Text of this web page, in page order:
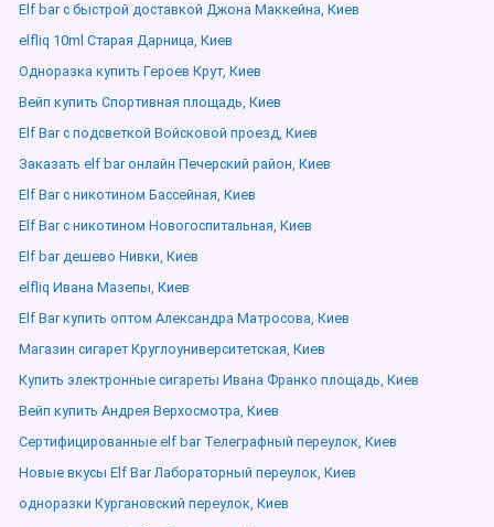
Elf bar с быстрой доставкой Джона Маккейна, Киев
elfliq 10ml Старая Дарница, Киев
Одноразка купить Героев Крут, Киев
Вейп купить Спортивная площадь, Киев
Elf Bar с подсветкой Войсковой проезд, Киев
Заказать elf bar онлайн Печерский район, Киев
Elf Bar с никотином Бассейная, Киев
Elf Bar с никотином Новогоспитальная, Киев
Elf bar дешево Нивки, Киев
elfliq Ивана Мазепы, Киев
Elf Bar купить оптом Александра Матросова, Киев
Магазин сигарет Круглоуниверситетская, Киев
Купить электронные сигареты Ивана Франко площадь, Киев
Вейп купить Андрея Верхосмотра, Киев
Сертифицированные elf bar Телеграфный переулок, Киев
Новые вкусы Elf Bar Лабораторный переулок, Киев
одноразки Кургановский переулок, Киев